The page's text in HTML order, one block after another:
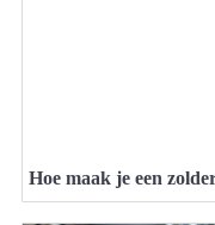
Hoe maak je een